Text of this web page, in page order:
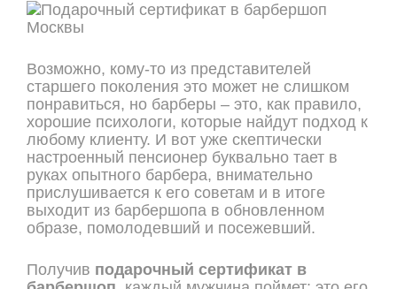
Возможно, кому-то из представителей
старшего поколения это может не слишком
понравиться, но барберы – это, как правило,
хорошие психологи, которые найдут подход к
любому клиенту. И вот уже скептически
настроенный пенсионер буквально тает в
руках опытного барбера, внимательно
прислушивается к его советам и в итоге
выходит из барбершопа в обновленном
образе, помолодевший и посежевший.
Получив подарочный сертификат в